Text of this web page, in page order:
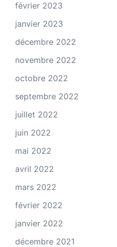
février 2023
janvier 2023
décembre 2022
novembre 2022
octobre 2022
septembre 2022
juillet 2022
juin 2022
mai 2022
avril 2022
mars 2022
février 2022
janvier 2022
décembre 2021